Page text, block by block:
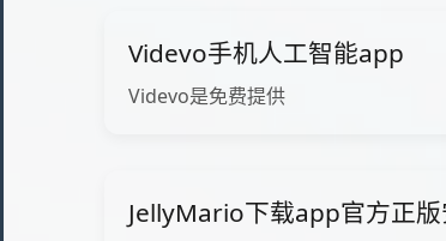
Videvo手机人工智能app
Videvo是免费提供
JellyMario下载app官方正